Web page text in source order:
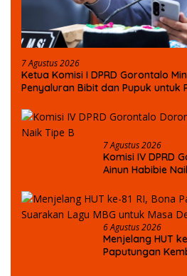
7 Agustus 2026
Ketua Komisi I DPRD Gorontalo
Penyaluran Bibit dan Pupuk untuk
7 Agustus 2026
Komisi IV DPRD
Ainun Habibie
6 Agustus 2026
Menjelang HUT
Paputungan